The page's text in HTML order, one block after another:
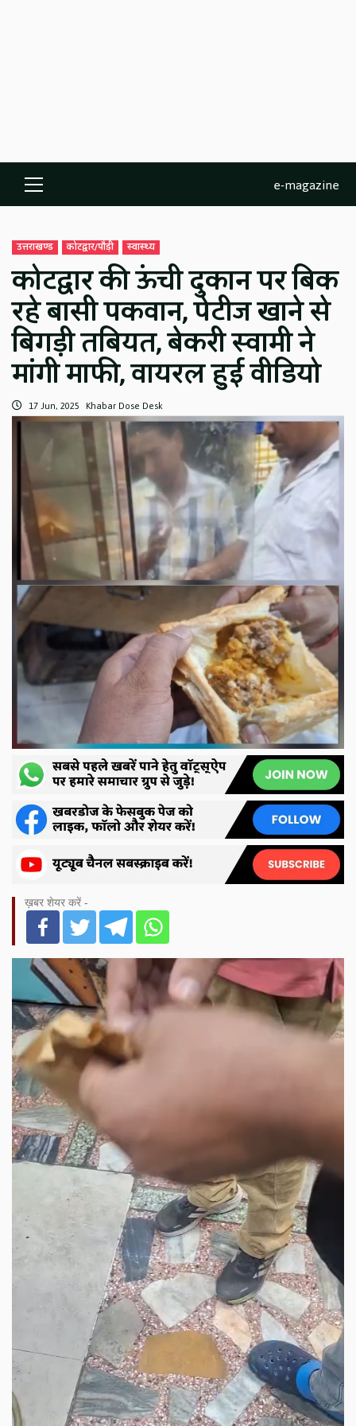
Primary
Menu
e-magazine
उत्तराखण्ड कोटद्वार/पौड़ी स्वास्थ्य
कोटद्वार की ऊंची दुकान पर बिक
रहे बासी पकवान, पेटीज खाने से
बिगड़ी तबियत, बेकरी स्वामी ने
मांगी माफी, वायरल हुई वीडियो
17 Jun, 2025 Khabar Dose Desk
ख़बर शेयर करें -